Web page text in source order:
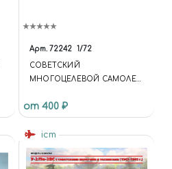
Арт. 72242 1/72
СОВЕТСКИЙ
МНОГОЦЕЛЕВОЙ САМОЛЕТ
от 400 ₽
icm